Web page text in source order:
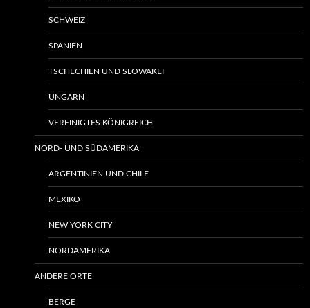
SCHWEIZ
SPANIEN
TSCHECHIEN UND SLOWAKEI
UNGARN
VEREINIGTES KÖNIGREICH
NORD- UND SÜDAMERIKA
ARGENTINIEN UND CHILE
MEXIKO
NEW YORK CITY
NORDAMERIKA
ANDERE ORTE
BERGE